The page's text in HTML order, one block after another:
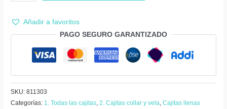
prosperidad
Collar
corazón
pequeño
con
vela
Añadir a favoritos
PAGO SEGURO GARANTIZADO
SKU:811303
Categorías: 1. Todas las cajitas,2. Cajitas collar y vela,Cajitas llenas